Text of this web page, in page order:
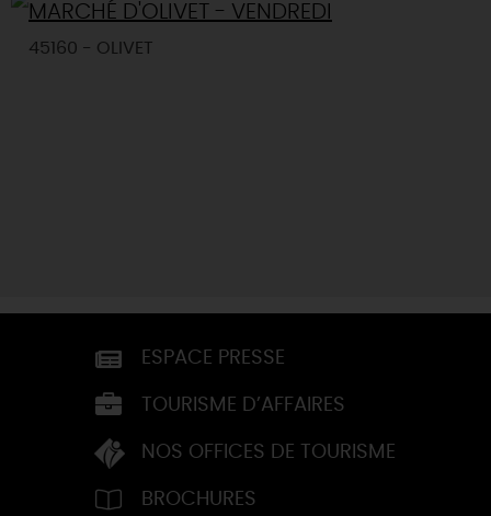
MARCHÉ D'OLIVET - VENDREDI
45160 - OLIVET
ESPACE PRESSE
TOURISME D’AFFAIRES
NOS OFFICES DE TOURISME
BROCHURES